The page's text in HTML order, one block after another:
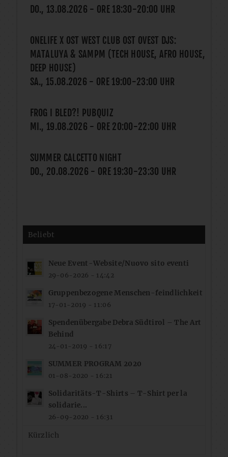
DO., 13.08.2026 - ORE 18:30-20:00 UHR
ONELIFE X OST WEST CLUB OST OVEST DJS:
MATALUYA & SAMPM (TECH HOUSE, AFRO HOUSE,
DEEP HOUSE)
SA., 15.08.2026 - ORE 19:00-23:00 UHR
FROG I BLED?! PUBQUIZ
MI., 19.08.2026 - ORE 20:00-22:00 UHR
SUMMER CALCETTO NIGHT
DO., 20.08.2026 - ORE 19:30-23:30 UHR
Beliebt
Neue Event-Website/Nuovo sito eventi
29-06-2026 - 14:42
Gruppenbezogene Menschen-feindlichkeit
17-01-2019 - 11:06
Spendenübergabe Debra Südtirol – The Art
Behind
24-01-2019 - 16:17
SUMMER PROGRAM 2020
01-08-2020 - 16:21
Solidaritäts-T-Shirts – T-Shirt per la
solidarie...
26-09-2020 - 16:31
Kürzlich